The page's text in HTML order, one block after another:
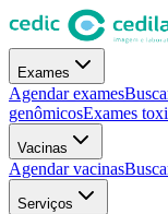
Exames
Agendar exames
genômicosExames
Vacinas
Agendar vacinas
Serviços